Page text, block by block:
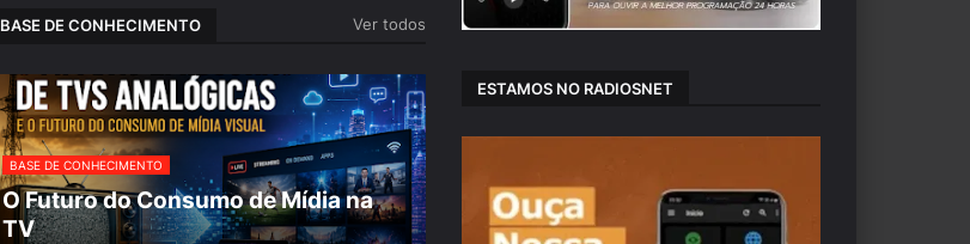
BASE DE CONHECIMENTO Ver todos
BASE DE CONHECIMENTO
O Futuro do Consumo de Mídia na
TV
ESTAMOS NO RADIOSNET